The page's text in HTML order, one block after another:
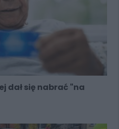
dał się nabrać "na